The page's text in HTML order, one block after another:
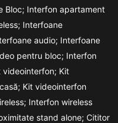
Bloc; Interfon apartament
Interfoane
audio; Interfoane
pentru bloc; Interfon
videointerfon; Kit
Kit videointerfon
Interfon wireless
stand alone; Cititor